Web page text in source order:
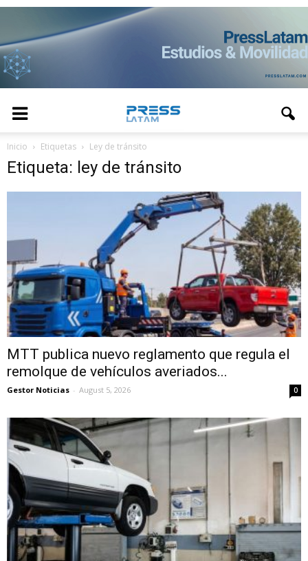
Inicio Etiquetas Ley de tránsito
Etiqueta: ley de tránsito
MTT publica nuevo reglamento que regula el
remolque de vehículos averiados...
Gestor Noticias - August 5, 2026 0